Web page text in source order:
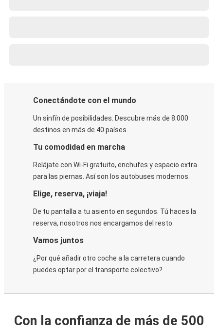
Conectándote con el mundo
Un sinfín de posibilidades. Descubre más de 8.000
destinos en más de 40 países.
Tu comodidad en marcha
Relájate con Wi-Fi gratuito, enchufes y espacio extra
para las piernas. Así son los autobuses modernos.
Elige, reserva, ¡viaja!
De tu pantalla a tu asiento en segundos. Tú haces la
reserva, nosotros nos encargamos del resto.
Vamos juntos
¿Por qué añadir otro coche a la carretera cuando
puedes optar por el transporte colectivo?
Con la confianza de más de 500